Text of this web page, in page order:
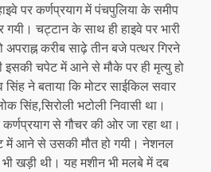
पर कर्णप्रयाग में पंचपुलिया के समीप
चट्टान के साथ ही हाइवे पर भारी
करीब साढ़े तीन बजे पत्थर गिरने
इसकी चपेट में आने से मौके पर ही मृत्यु हो
ने बताया कि मोटर साईकिल सवार
सिंह,सिरोली भटोली निवासी था।
से गौचर की ओर जा रहा था।
में आने से उसकी मौत हो गयी। नेशनल
खड़ी थी। यह मशीन भी मलबे में दब